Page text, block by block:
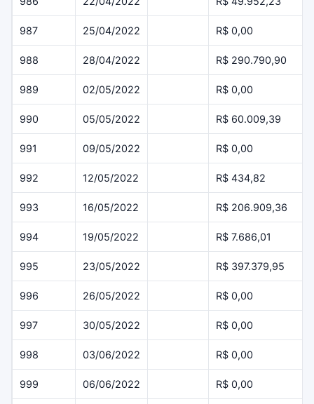
987 25/04/2022 R$ 0,00
988 28/04/2022 R$ 290.790,90
989 02/05/2022 R$ 0,00
990 05/05/2022 R$ 60.009,39
991 09/05/2022 R$ 0,00
992 12/05/2022 R$ 434,82
993 16/05/2022 R$ 206.909,36
994 19/05/2022 R$ 7.686,01
995 23/05/2022 R$ 397.379,95
996 26/05/2022 R$ 0,00
997 30/05/2022 R$ 0,00
998 03/06/2022 R$ 0,00
999 06/06/2022 R$ 0,00